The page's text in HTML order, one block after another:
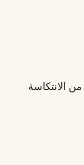
الانتكاسة